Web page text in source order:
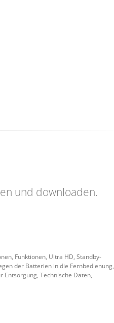
und downloaden.
Funktionen, Ultra HD, Standby-
der Batterien in die Fernbedienung,
Entsorgung, Technische Daten,